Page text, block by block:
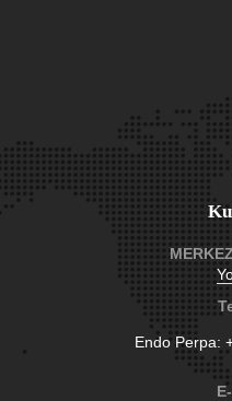
Endo Perpa: